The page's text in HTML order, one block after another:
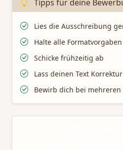
Tipps für deine
Lies die Ausschreibung
Halte alle
Schicke frühzeitig ab
Lass deinen Text
Bewirb dich bei